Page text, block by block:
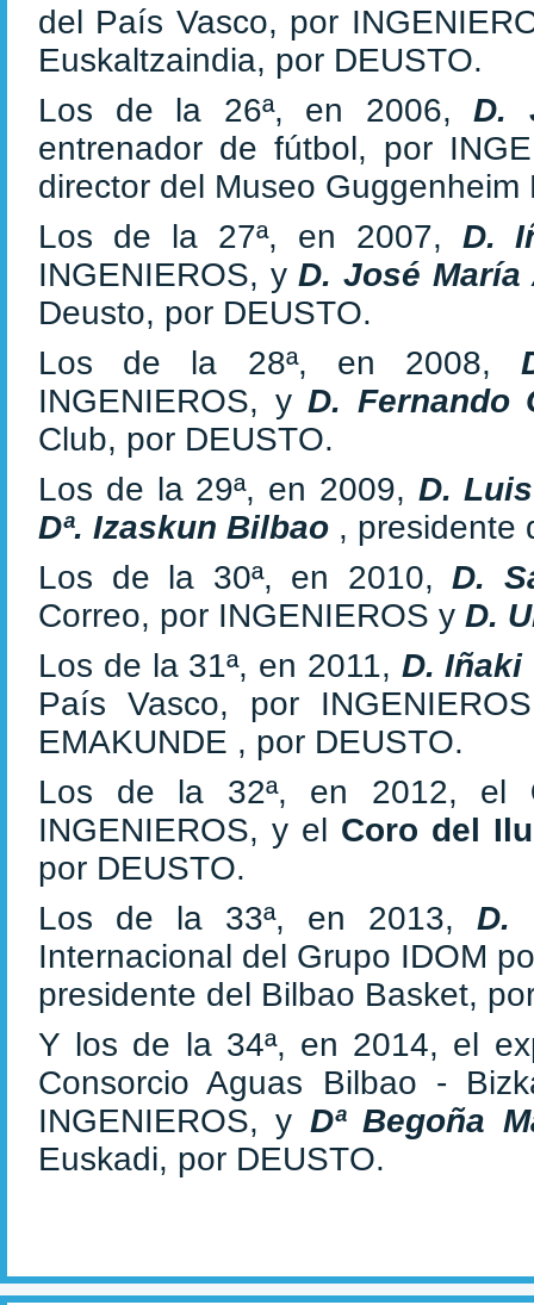
del País Vasco, por
Euskaltzaindia, por DEUSTO.
Los de la 26ª, en 2006,D.
entrenador de fútbol, por
director del Museo
Los de la 27ª, en 2007, D.
INGENIEROS, yD. José
Deusto, por DEUSTO.
Los de la 28ª, en 2008,
INGENIEROS, yD. Fernando
Club, por DEUSTO.
Los de la 29ª, en 2009, D.
Dª. Izaskun Bilbao , presidente
Los de la 30ª, en 2010,D.
Correo, por INGENIEROS y D.
Los de la 31ª, en 2011, D.
País Vasco, por
EMAKUNDE , por DEUSTO.
Los de la 32ª, en 2012, el
INGENIEROS, y el Coro del
por DEUSTO.
Los de la 33ª, en 2013, D.
Internacional del Grupo IDOM
presidente del Bilbao Basket,
Y los de la 34ª, en 2014, el
Consorcio Aguas Bilbao -
INGENIEROS, y Dª Begoña
Euskadi, por DEUSTO.